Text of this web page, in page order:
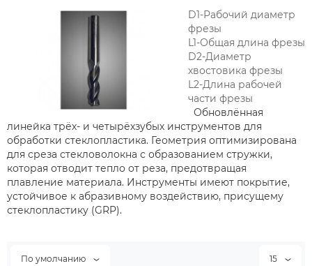
D1-Рабочий диаметр
фрезы
L1-Общая длина фрезы
D2-Диаметр
хвостовика фрезы
L2-Длина рабочей
части фрезы
Обновлённая
линейка трёх- и четырёхзубых инструментов для
обработки стеклопластика. Геометрия оптимизирована
для среза стекловолокна с образованием стружки,
которая отводит тепло от реза, предотвращая
плавление материала. Инструменты имеют покрытие,
устойчивое к абразивному воздействию, присущему
стеклопластику (GRP).
По умолчанию 15